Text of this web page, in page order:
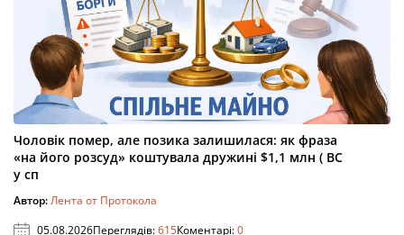
Чоловік помер, але позика залишилася: як фраза
«на його розсуд» коштувала дружині $1,1 млн ( ВС
у сп
Автор:Лента от Протокола
05.08.2026Переглядів:615Коментарі:0